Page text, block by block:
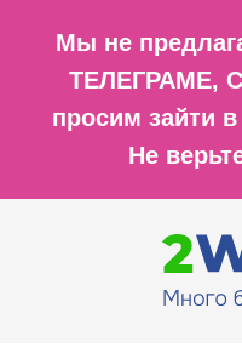
Мы не
ТЕЛЕГРАМЕ,
просим зайти
Не